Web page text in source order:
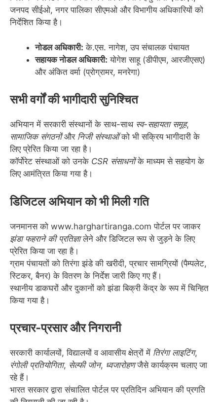
जनपद सीईओ, नगर पालिका सीएमओ और विभागीय अधिकारियों को
निर्देशित किया है।
नोडल अधिकारी: के.एस. नागेश, उप संचालक पंचायत
सहायक नोडल अधिकारी: योगेश साहू (डीपीएम, आरजीएसए)
और अंकित वर्मा (प्रोग्रामर, मनरेगा)
सभी वर्गों की भागीदारी सुनिश्चित
अभियान में सरकारी संस्थानों के साथ-साथ स्व-सहायता समूह,
सामाजिक संगठनोंऔर निजी संस्थाओंको भी सक्रिय भागीदारी के
लिए प्रेरित किया जा रहा है।
कॉर्पोरेट संस्थाओं को उनके CSR संसाधनोंके माध्यम से सहयोग के
लिए आमंत्रित किया गया है।
डिजिटल अभियान को भी मिली गति
जनमानस को www.harghartiranga.com पोर्टल पर जाकर
झंडा फहराने की प्रतिज्ञालेने और डिजिटल रूप से जुड़ने के लिए
प्रेरित किया जा रहा है।
ग्राम पंचायतों को तिरंगा झंडे की खरीदी, प्रचार सामग्रियों (पैम्पलेट,
स्टिकर, बैनर) के वितरण के निर्देश जारी किए गए हैं।
स्थानीय डाकघरों और दुकानों को झंडा बिक्री केंद्र के रूप में चिन्हित
किया गया है।
प्रचार-प्रसार और निगरानी
सरकारी कार्यालयों, विद्यालयों व आवासीय क्षेत्रों में तिरंगा लाइटिंग,
रंगोली प्रतियोगिता, सेल्फी जोन, ध्वजारोहणजैसे कार्यक्रम चलाए जा
रहे हैं।
भारत सरकार द्वारा संचालित पोर्टल पर प्रतिदिन अभियान की प्रगति